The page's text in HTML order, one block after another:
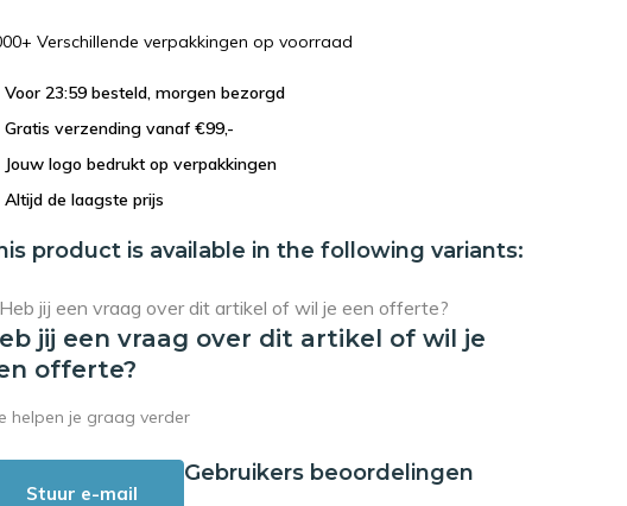
Verschillende verpakkingen op voorraad
Voor 23:59 besteld, morgen bezorgd
Gratis verzending vanaf €99,-
Jouw logo bedrukt op verpakkingen
Altijd de laagste prijs
product is available in the following variants:
jij een vraag over dit artikel of wil je
offerte?
helpen je graag verder
Stuur e-mail
Gebruikers beoordelingen